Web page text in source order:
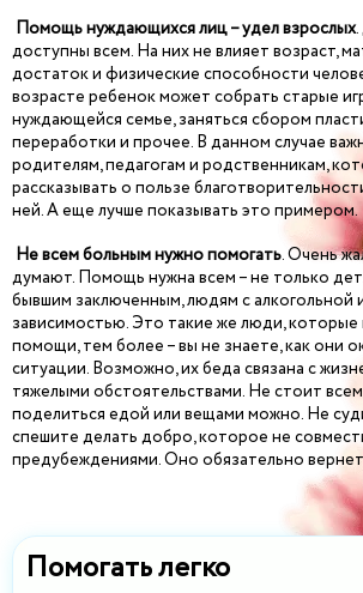
Помогать легко
Помощь нуждающихся лиц – удел взрослых
доступны всем. На них не влияет возраст,
достаток и физические способности
возрасте ребенок может собрать старые
нуждающейся семье, заняться сбором
переработки и прочее. В данном случае
родителям, педагогам и родственникам,
рассказывать о пользе
ней. А еще лучше показывать это примером.
Не всем больным нужно помогать. Очень
думают. Помощь нужна всем – не только
бывшим заключенным, людям с алкогольной
зависимостью. Это такие же люди, которые
помощи, тем более – вы не знаете, как они
ситуации. Возможно, их беда связана с
тяжелыми обстоятельствами. Не стоит
поделиться едой или вещами можно. Не
спешите делать добро, которое не
предубеждениями. Оно обязательно